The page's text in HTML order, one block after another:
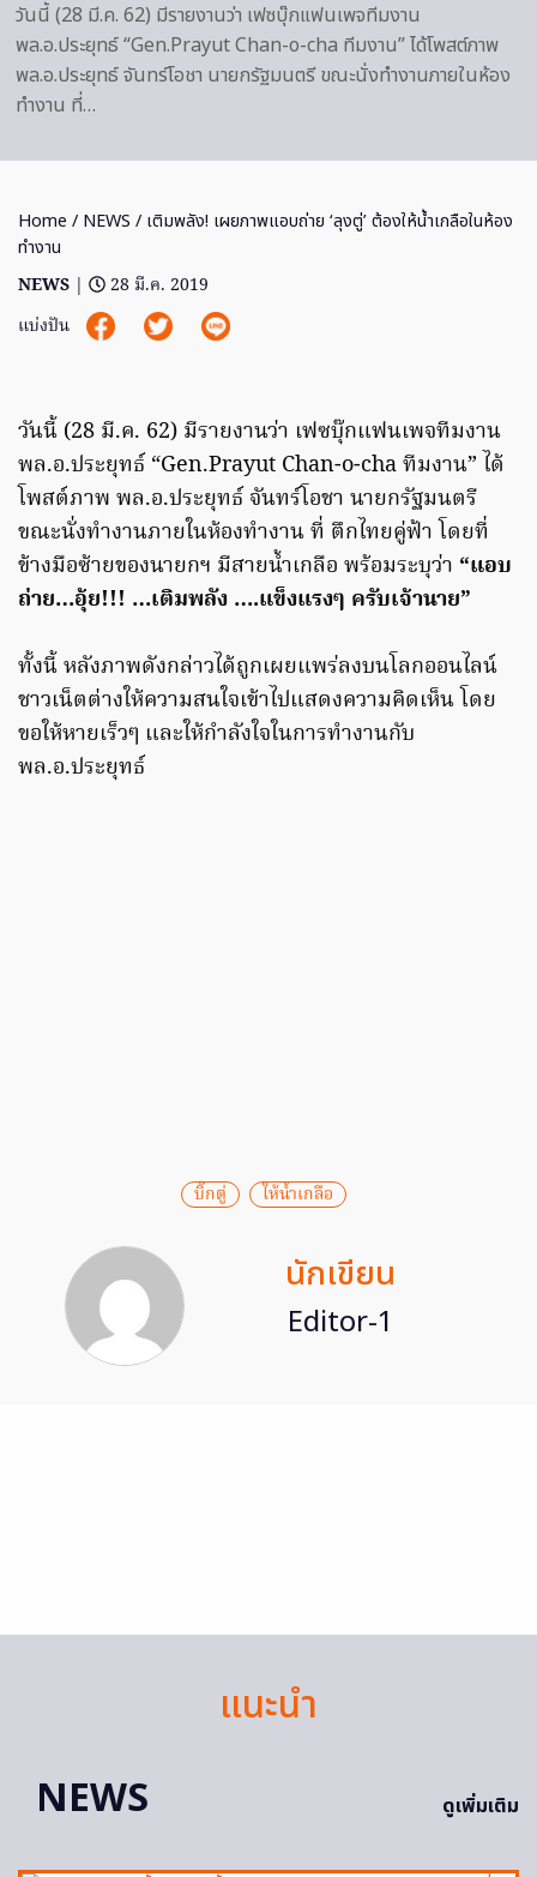
วันนี้ (28 มี.ค. 62) มีรายงานว่า เฟซบุ๊กแฟนเพจทีมงาน
พล.อ.ประยุทธ์ “Gen.Prayut Chan-o-cha ทีมงาน” ได้โพสต์ภาพ
พล.อ.ประยุทธ์ จันทร์โอชา นายกรัฐมนตรี ขณะนั่งทำงานภายในห้อง
ทำงาน ที่…
Home / NEWS / เติมพลัง! เผยภาพแอบถ่าย ‘ลุงตู่’ ต้องให้น้ำเกลือในห้อง
ทำงาน
NEWS |
28 มี.ค. 2019
แบ่งปัน
วันนี้ (28 มี.ค. 62) มีรายงานว่า เฟซบุ๊กแฟนเพจทีมงาน
พล.อ.ประยุทธ์ “Gen.Prayut Chan-o-cha ทีมงาน” ได้
โพสต์ภาพ พล.อ.ประยุทธ์ จันทร์โอชา นายกรัฐมนตรี
ขณะนั่งทำงานภายในห้องทำงาน ที่ ตึกไทยคู่ฟ้า โดยที่
ข้างมือซ้ายของนายกฯ มีสายน้ำเกลือ พร้อมระบุว่า “แอบ
ถ่าย…อุ้ย!!! …เติมพลัง ….แข็งแรงๆ ครับเจ้านาย”
ทั้งนี้ หลังภาพดังกล่าวได้ถูกเผยแพร่ลงบนโลกออนไลน์
ชาวเน็ตต่างให้ความสนใจเข้าไปแสดงความคิดเห็น โดย
ขอให้หายเร็วๆ และให้กำลังใจในการทำงานกับ
พล.อ.ประยุทธ์
บิ๊กตู่ ให้น้ำเกลือ
นักเขียน
Editor-1
แนะนำ
NEWS
ดูเพิ่มเติม